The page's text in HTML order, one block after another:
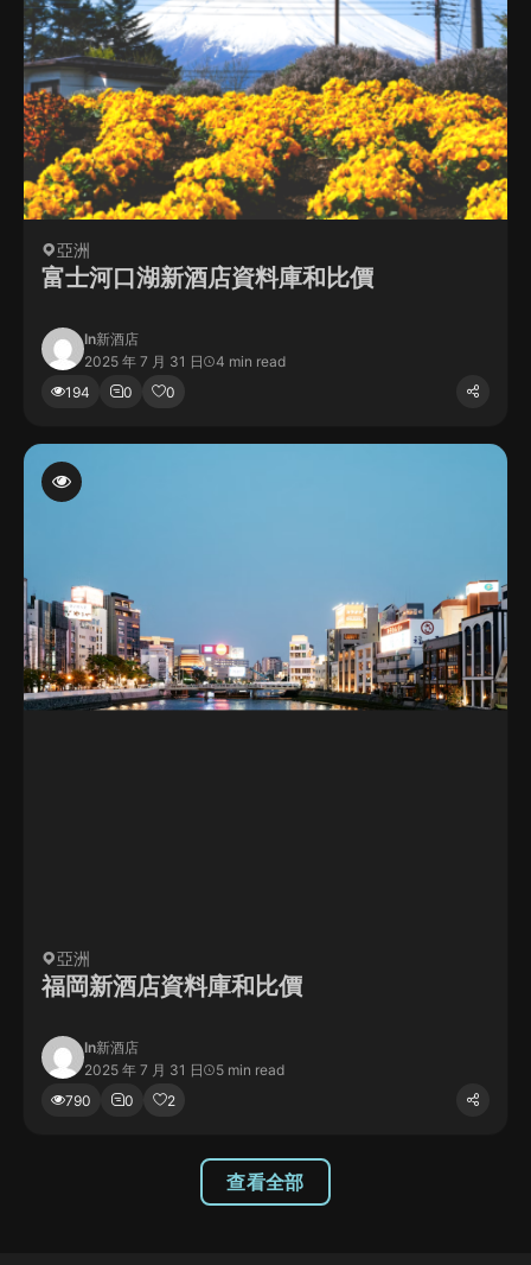
亞洲
富士河口湖新酒店資料庫和比價
In新酒店
2025 年 7 月 31 日
4 min read
194
0 0
亞洲
福岡新酒店資料庫和比價
In新酒店
2025 年 7 月 31 日
5 min read
790
0 2
查看全部